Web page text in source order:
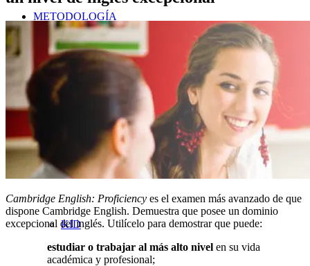
METODOLOGÍA
KID
Cambridge English: Proficiency es el examen más avanzado de que
dispone Cambridge English. Demuestra que posee un dominio
excepcional del inglés. Utilícelo para demostrar que puede:
estudiar o trabajar al más alto nivel en su vida
académica y profesional;